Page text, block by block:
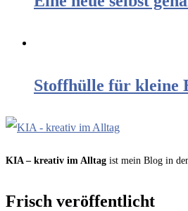
Stoffhülle für kleine
KIA – kreativ im Alltag ist mein Blog in
Frisch veröffentlicht